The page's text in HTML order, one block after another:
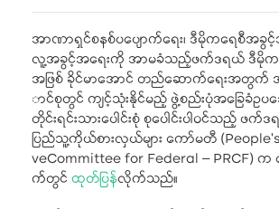
အာဏာရှင်စနစ်ပပျောက်ရေး၊ ဒီမိုကရေစီအခွင့်
လူ့အခွင့်အရေးကို အာမခံသည့်ဖက်ဒရယ် ဒီမိုက
အဖြစ် ခိုင်မာအောင် တည်ဆောက်ရေးအတွက်
ာင်စုတွင် ကျင့်သုံးနိုင်မည့် ဖွဲ့စည်းပုံအခြေခံဥပ
တိုင်းရင်းသားပေါင်းစုံ စုပေါင်းပါဝင်သည့် ဖက်
ပြည်သူ့ကိုယ်စားလှယ်များ ကော်မတီ
veCommittee for Federal – PRCF) က
က်တွင် ထုတ်ပြန်လိုက်သည်။